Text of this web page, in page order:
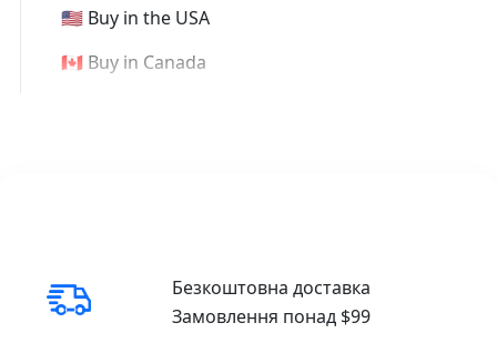
🇺🇸 Buy in the USA
🇨🇦 Buy in Canada
Безкоштовна доставка
Замовлення понад $99